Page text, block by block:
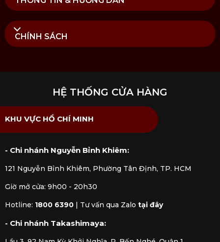
CHÍNH SÁCH
HỆ THỐNG CỬA HÀNG
KHU VỰC HỒ CHÍ MINH
- Chi nhánh Nguyễn Bỉnh Khiêm:
121 Nguyễn Bỉnh Khiêm, Phường Tân Định, TP. HCM
Giờ mở cửa: 9h00 - 20h30
Hotline: 1800 6390 Tư vấn qua Zalo tại đây
- Chi nhánh Takashimaya: